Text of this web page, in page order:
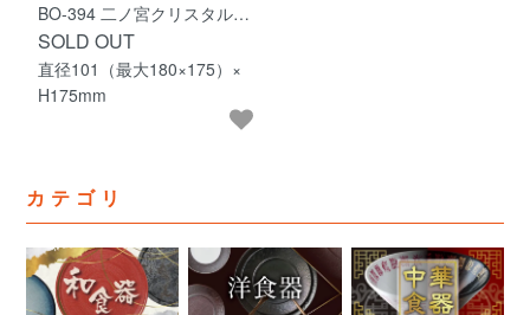
BO-394 二ノ宮クリスタル…
SOLD OUT
直径101（最大180×175）×
H175mm
カテゴリ